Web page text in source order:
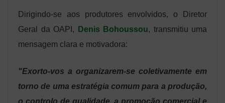
Dirigindo-se aos produtores envolvidos, o Diretor
Geral da OAPI,
Denis Bohoussou, transmitiu uma
mensagem clara e motivadora:
"Exorto-vos a organizarem-se coletivamente em
torno de uma estratégia comum para a produção,
o controlo de qualidade, a promoção comercial e